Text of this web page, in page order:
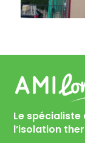
Le
l’isolation